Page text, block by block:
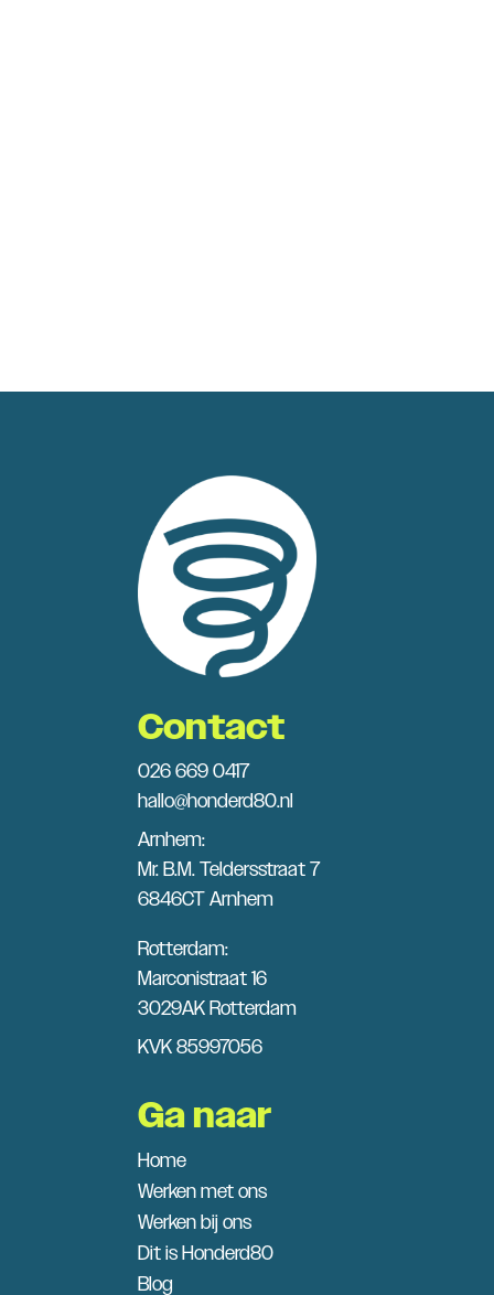
Contact
026 669 0417
hallo@honderd80.nl
Arnhem:
Mr. B.M. Teldersstraat 7
6846CT Arnhem
Rotterdam:
Marconistraat 16
3029AK Rotterdam
KVK 85997056
Ga naar
Home
Werken met ons
Werken bij ons
Dit is Honderd80
Blog